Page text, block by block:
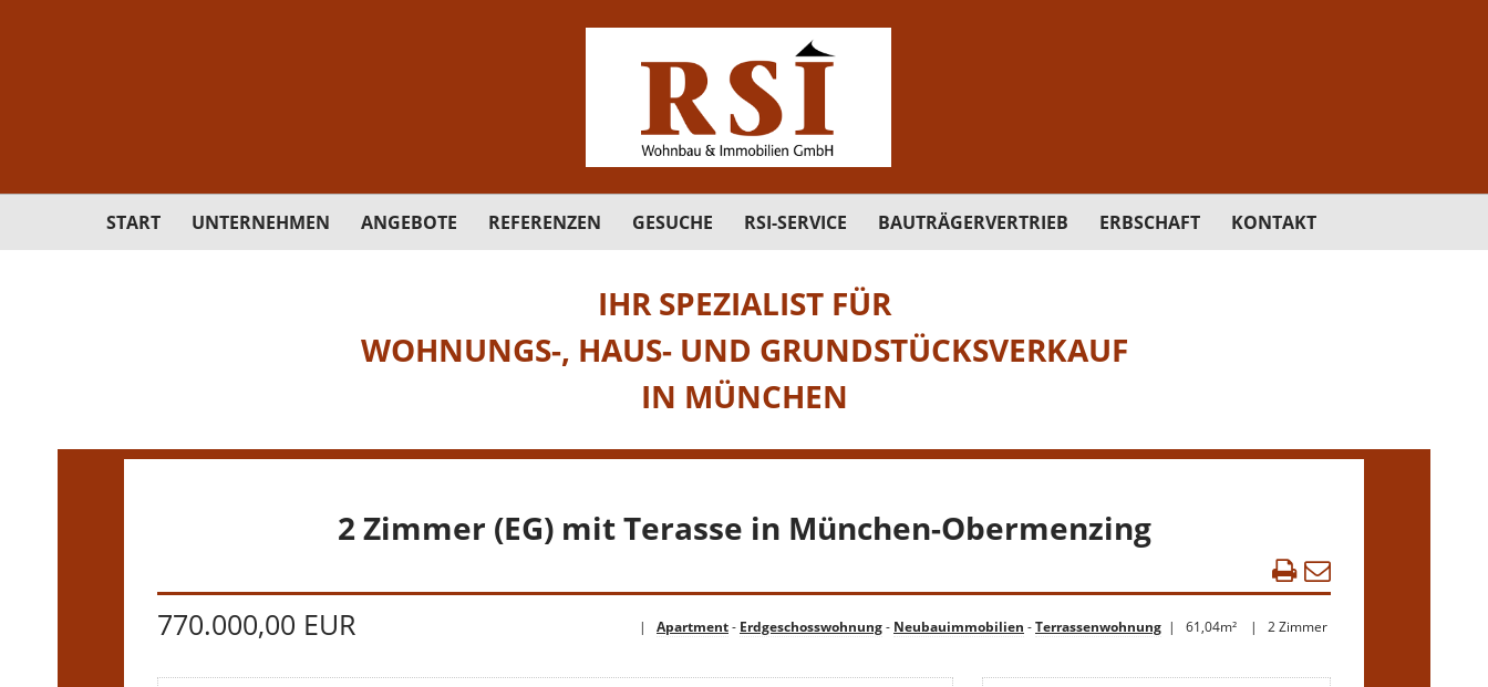
START UNTERNEHMEN ANGEBOTE REFERENZEN GESUCHE RSI-SERVICE BAUTRÄGERVERTRIEB ERBSCHAFT KONTAKT
IHR SPEZIALIST FÜR
WOHNUNGS-, HAUS- UND GRUNDSTÜCKSVERKAUF
IN MÜNCHEN
2 Zimmer (EG) mit Terasse in München-Obermenzing
770.000,00 EUR | Apartment- Erdgeschosswohnung- Neubauimmobilien -Terrassenwohnung | 61,04m² | 2 Zimmer